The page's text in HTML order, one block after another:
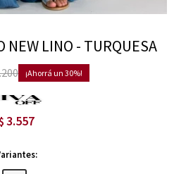
NEW LINO - TURQUESA
30
3.557